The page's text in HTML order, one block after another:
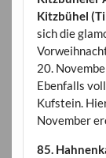
Kitzbühel
sich die
20.
Ebenfalls
Kufstein.
November
85.